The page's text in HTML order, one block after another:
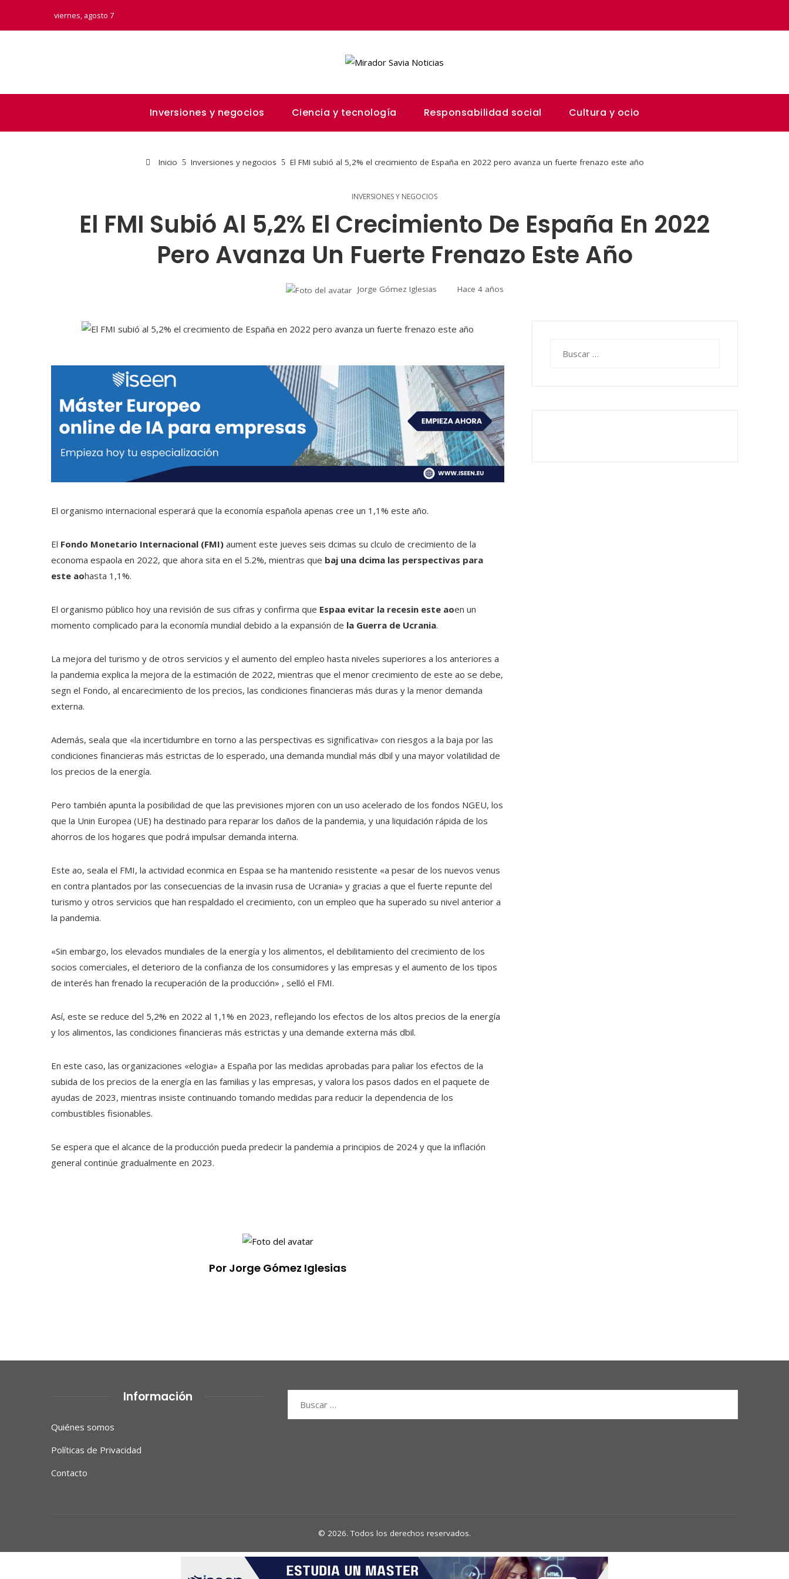
viernes, agosto 7
Inversiones y negocios Ciencia y tecnología Responsabilidad social Cultura y ocio
Inicio Inversiones y negocios El FMI subió al 5,2% el crecimiento de España en 2022 pero avanza un fuerte frenazo este año
INVERSIONES Y NEGOCIOS
El FMI Subió Al 5,2% El Crecimiento De España En 2022
Pero Avanza Un Fuerte Frenazo Este Año
Jorge Gómez Iglesias Hace 4 años
El organismo internacional esperará que la economía española apenas cree un 1,1% este año.
El Fondo Monetario Internacional (FMI) aument este jueves seis dcimas su clculo de crecimiento de la
economa espaola en 2022, que ahora sita en el 5.2%, mientras que baj una dcima las perspectivas para
este aohasta 1,1%.
El organismo público hoy una revisión de sus cifras y confirma que Espaa evitar la recesin este aoen un
momento complicado para la economía mundial debido a la expansión de la Guerra de Ucrania.
La mejora del turismo y de otros servicios y el aumento del empleo hasta niveles superiores a los anteriores a
la pandemia explica la mejora de la estimación de 2022, mientras que el menor crecimiento de este ao se debe,
segn el Fondo, al encarecimiento de los precios, las condiciones financieras más duras y la menor demanda
externa.
Además, seala que «la incertidumbre en torno a las perspectivas es significativa» con riesgos a la baja por las
condiciones financieras más estrictas de lo esperado, una demanda mundial más dbil y una mayor volatilidad de
los precios de la energía.
Pero también apunta la posibilidad de que las previsiones mjoren con un uso acelerado de los fondos NGEU, los
que la Unin Europea (UE) ha destinado para reparar los daños de la pandemia, y una liquidación rápida de los
ahorros de los hogares que podrá impulsar demanda interna.
Este ao, seala el FMI, la actividad econmica en Espaa se ha mantenido resistente «a pesar de los nuevos venus
en contra plantados por las consecuencias de la invasin rusa de Ucrania» y gracias a que el fuerte repunte del
turismo y otros servicios que han respaldado el crecimiento, con un empleo que ha superado su nivel anterior a
la pandemia.
«Sin embargo, los elevados mundiales de la energía y los alimentos, el debilitamiento del crecimiento de los
socios comerciales, el deterioro de la confianza de los consumidores y las empresas y el aumento de los tipos
de interés han frenado la recuperación de la producción» , selló el FMI.
Así, este se reduce del 5,2% en 2022 al 1,1% en 2023, reflejando los efectos de los altos precios de la energía
y los alimentos, las condiciones financieras más estrictas y una demande externa más dbil.
En este caso, las organizaciones «elogia» a España por las medidas aprobadas para paliar los efectos de la
subida de los precios de la energía en las familias y las empresas, y valora los pasos dados en el paquete de
ayudas de 2023, mientras insiste continuando tomando medidas para reducir la dependencia de los
combustibles fisionables.
Se espera que el alcance de la producción pueda predecir la pandemia a principios de 2024 y que la inflación
general continúe gradualmente en 2023.
Por Jorge Gómez Iglesias
Información
Quiénes somos
Políticas de Privacidad
Contacto
© 2026. Todos los derechos reservados.